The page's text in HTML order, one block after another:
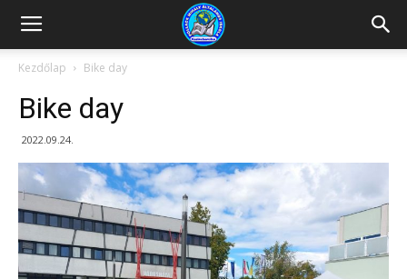
Kazincbarcikai
Pollack
Mihály
Általános
Kezdőlap Bike day
Bike day
2022.09.24.